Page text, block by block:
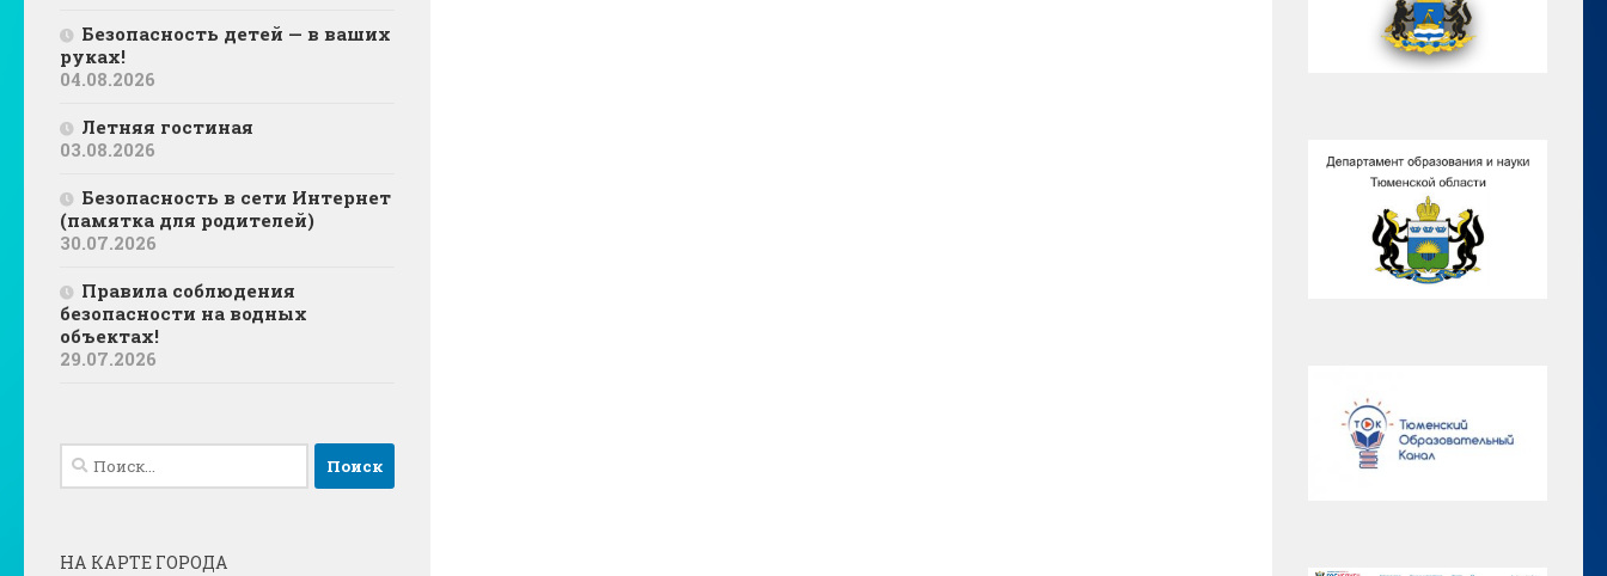
Безопасность детей — в ваших
руках!
04.08.2026
Летняя гостиная
03.08.2026
Безопасность в сети Интернет
(памятка для родителей)
30.07.2026
Правила соблюдения
безопасности на водных
объектах!
29.07.2026
Найти:
НА КАРТЕ ГОРОДА